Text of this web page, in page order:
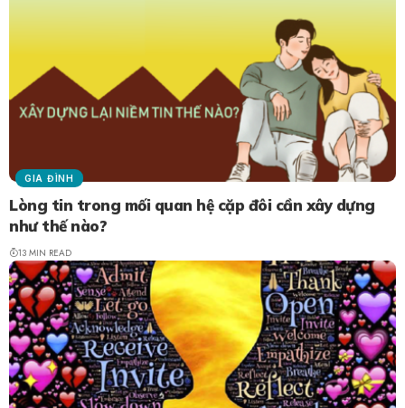
GIA ĐÌNH
Lòng tin trong mối quan hệ cặp đôi cần xây dựng
như thế nào?
13 MIN READ